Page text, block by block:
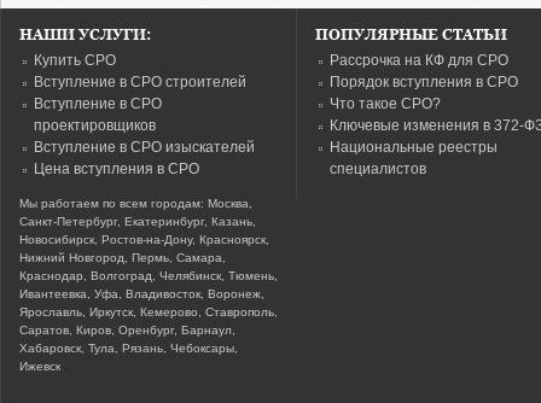
НАШИ УСЛУГИ:
Купить СРО
Вступление в СРО строителей
Вступление в СРО
проектировщиков
Вступление в СРО изыскателей
Цена вступления в СРО
Мы работаем по всем городам: Москва,
Санкт-Петербург, Екатеринбург, Казань,
Новосибирск, Ростов-на-Дону, Красноярск,
Нижний Новгород, Пермь, Самара,
Краснодар, Волгоград, Челябинск, Тюмень,
Ивантеевка, Уфа, Владивосток, Воронеж,
Ярославль, Иркутск, Кемерово, Ставрополь,
Саратов, Киров, Оренбург, Барнаул,
Хабаровск, Тула, Рязань, Чебоксары,
Ижевск
ПОПУЛЯРНЫЕ СТАТЬИ
Рассрочка на КФ для СРО
Порядок вступления в СРО
Что такое СРО?
Ключевые изменения в 372-
Национальные реестры
специалистов